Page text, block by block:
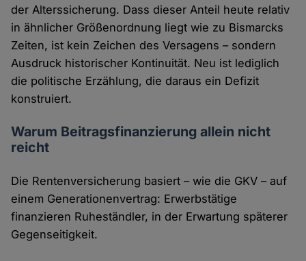
der Alterssicherung. Dass dieser Anteil heute relativ
in ähnlicher Größenordnung liegt wie zu Bismarcks
Zeiten, ist kein Zeichen des Versagens – sondern
Ausdruck historischer Kontinuität. Neu ist lediglich
die politische Erzählung, die daraus ein Defizit
konstruiert.
Warum Beitragsfinanzierung allein nicht
reicht
Die Rentenversicherung basiert – wie die GKV – auf
einem Generationenvertrag: Erwerbstätige
finanzieren Ruheständler, in der Erwartung späterer
Gegenseitigkeit.